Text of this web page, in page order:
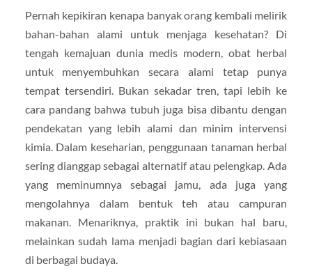
Pernah kepikiran kenapa banyak orang kembali melirik
bahan-bahan alami untuk menjaga kesehatan? Di
tengah kemajuan dunia medis modern, obat herbal
untuk menyembuhkan secara alami tetap punya
tempat tersendiri. Bukan sekadar tren, tapi lebih ke
cara pandang bahwa tubuh juga bisa dibantu dengan
pendekatan yang lebih alami dan minim intervensi
kimia. Dalam keseharian, penggunaan tanaman herbal
sering dianggap sebagai alternatif atau pelengkap. Ada
yang meminumnya sebagai jamu, ada juga yang
mengolahnya dalam bentuk teh atau campuran
makanan. Menariknya, praktik ini bukan hal baru,
melainkan sudah lama menjadi bagian dari kebiasaan
di berbagai budaya.